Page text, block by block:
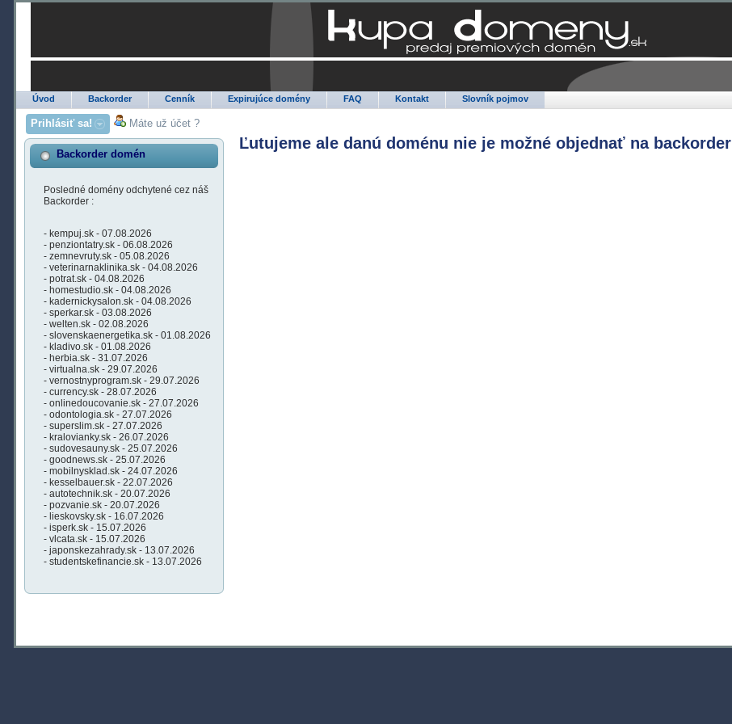
Úvod Backorder Cenník Expirujúce domény FAQ Kontakt Slovník pojmov
Prihlásiť sa! Máte už účet ?
Backorder domén
Posledné domény odchytené cez náš
Backorder :
- kempuj.sk - 07.08.2026
- penziontatry.sk - 06.08.2026
- zemnevruty.sk - 05.08.2026
- veterinarnaklinika.sk - 04.08.2026
- potrat.sk - 04.08.2026
- homestudio.sk - 04.08.2026
- kadernickysalon.sk - 04.08.2026
- sperkar.sk - 03.08.2026
- welten.sk - 02.08.2026
- slovenskaenergetika.sk - 01.08.2026
- kladivo.sk - 01.08.2026
- herbia.sk - 31.07.2026
- virtualna.sk - 29.07.2026
- vernostnyprogram.sk - 29.07.2026
- currency.sk - 28.07.2026
- onlinedoucovanie.sk - 27.07.2026
- odontologia.sk - 27.07.2026
- superslim.sk - 27.07.2026
- kralovianky.sk - 26.07.2026
- sudovesauny.sk - 25.07.2026
- goodnews.sk - 25.07.2026
- mobilnysklad.sk - 24.07.2026
- kesselbauer.sk - 22.07.2026
- autotechnik.sk - 20.07.2026
- pozvanie.sk - 20.07.2026
- lieskovsky.sk - 16.07.2026
- isperk.sk - 15.07.2026
- vlcata.sk - 15.07.2026
- japonskezahrady.sk - 13.07.2026
- studentskefinancie.sk - 13.07.2026
Ľutujeme ale danú doménu nie je možné objednať na backorder